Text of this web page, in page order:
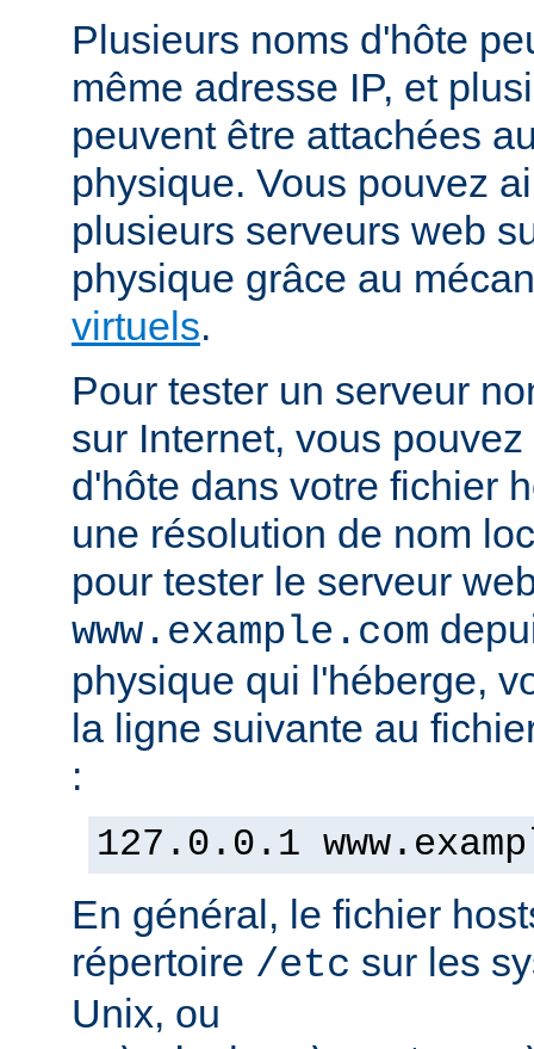
Plusieurs noms d'hôte
même adresse IP, et
peuvent être attachées
physique. Vous pouvez
plusieurs serveurs web
physique grâce au
virtuels.
Pour tester un serveur
sur Internet, vous
d'hôte dans votre fichier
une résolution de nom
pour tester le serveur
www.example.com
physique qui l'héberge,
la ligne suivante au
:
127.0.0.1
En général, le fichier
répertoire /etc sur les
Unix, ou